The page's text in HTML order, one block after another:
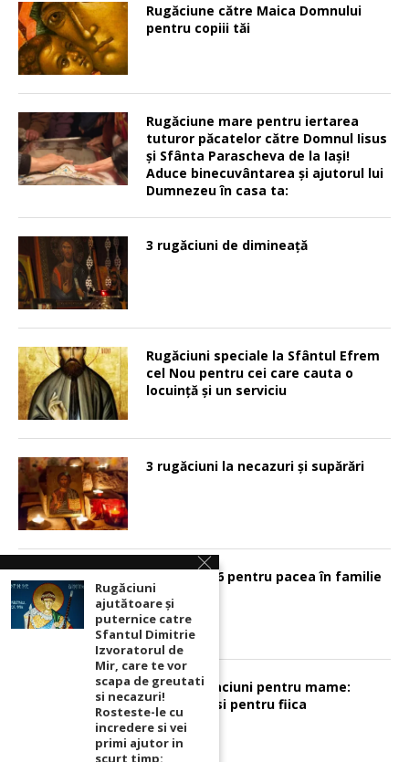
Rugăciune către Maica Domnului
pentru copiii tăi
Rugăciune mare pentru iertarea
tuturor păcatelor către Domnul Iisus
şi Sfânta Parascheva de la Iaşi!
Aduce binecuvântarea şi ajutorul lui
Dumnezeu în casa ta:
3 rugăciuni de dimineață
Rugăciuni speciale la Sfântul Efrem
cel Nou pentru cei care cauta o
locuinţă şi un serviciu
3 rugăciuni la necazuri și supărări
Psalmul 126 pentru pacea în familie
Sunt 2 rugaciuni pentru mame:
pentru fiu si pentru fiica
Rugăciuni
ajutătoare și
puternice catre
Sfantul Dimitrie
Izvoratorul de
Mir, care te vor
scapa de greutati
si necazuri!
Rosteste-le cu
incredere si vei
primi ajutor in
scurt timp: